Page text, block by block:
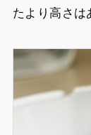
たより高さは